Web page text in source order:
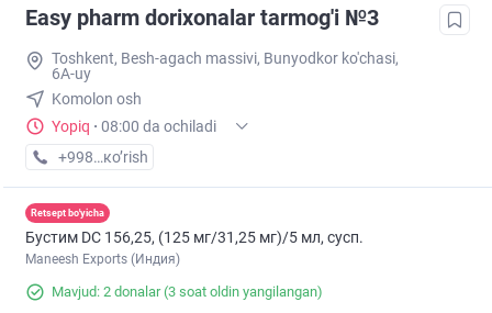
Easy pharm dorixonalar tarmog'i №3
Toshkent, Besh-agach massivi, Bunyodkor ko'chasi,
6A-uy
Komolon osh
Yopiq · 08:00 da ochiladi
+998 (71) XXX-XX-XX
кo’rish
Retsept bo'yicha
Бустим DС 156,25, (125 мг/31,25 мг)/5 мл, сусп.
Maneesh Exports (Индия)
Mavjud: 2 donalar(3 soat oldin yangilangan)